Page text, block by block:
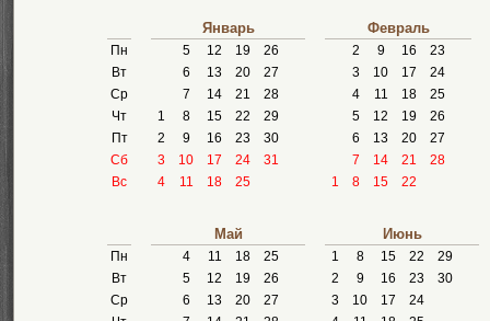
Пн
Вт
Ср
Чт
Пт
Сб
Вс
Январь
5 12 19
26
6
13 20
27
7
14 21
28
1
8 15 22
29
2
9 16 23
30
3
10 17 24
31
4
11 18 25
Февраль
2 9 16
23
3
10 17
24
4
11 18
25
5
12 19
26
6
13 20
27
7
14 21
28
1
8 15 22
Пн
Вт
Ср
Май
4 11 18
25
5
12 19
26
6
13 20
27
Июнь
1 8 15 22
29
2
9 16 23
30
3
10 17
24